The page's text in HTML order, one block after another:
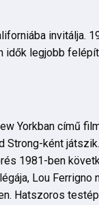
invitálja.
idők legjobb
Yorkban című
Strong-ként
1981-ben
Lou
Hatszoros